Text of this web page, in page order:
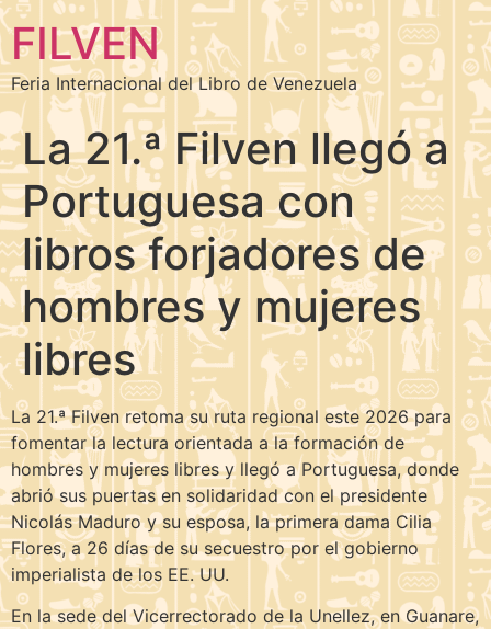
FILVEN
Feria Internacional del Libro de Venezuela
La 21.ª Filven llegó a
Portuguesa con
libros forjadores de
hombres y mujeres
libres
La 21.ª Filven retoma su ruta regional este 2026 para
fomentar la lectura orientada a la formación de
hombres y mujeres libres y llegó a Portuguesa, donde
abrió sus puertas en solidaridad con el presidente
Nicolás Maduro y su esposa, la primera dama Cilia
Flores, a 26 días de su secuestro por el gobierno
imperialista de los EE. UU.
En la sede del Vicerrectorado de la Unellez, en Guanare,